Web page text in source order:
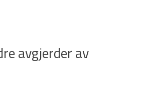
avgjerder av